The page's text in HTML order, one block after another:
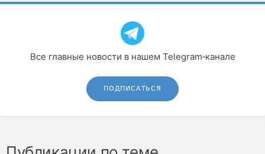
Все главные новости в нашем Telegram‑канале
ПОДПИСАТЬСЯ